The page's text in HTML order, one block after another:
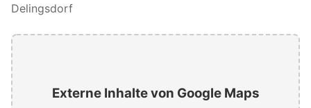
Delingsdorf
Externe Inhalte von Google Maps